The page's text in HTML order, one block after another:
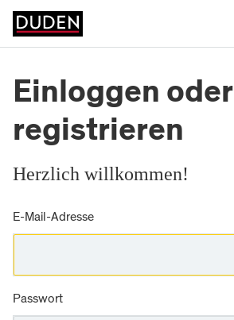
Einloggen oder
registrieren
Herzlich willkommen!
E-Mail-Adresse
Passwort